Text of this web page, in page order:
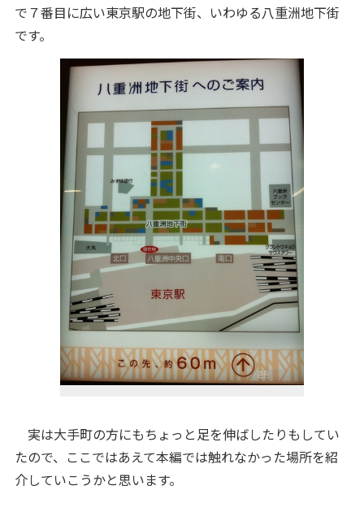
で７番目に広い東京駅の地下街、いわゆる八重洲地下街
です。
実は大手町の方にもちょっと足を伸ばしたりもしてい
たので、ここではあえて本編では触れなかった場所を紹
介していこうかと思います。